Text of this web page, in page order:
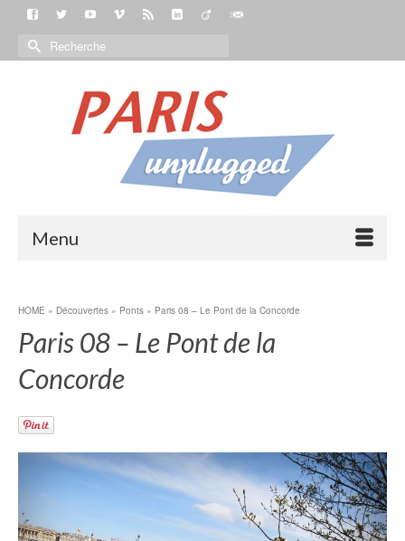
Menu
HOME » Découvertes » Ponts » Paris 08 – Le Pont de la Concorde
Paris 08 – Le Pont de la
Concorde